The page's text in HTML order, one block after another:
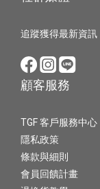
追蹤獲得最新資訊
顧客服務
TGF 客戶服務中心
隱私政策
條款與細則
會員回饋計畫